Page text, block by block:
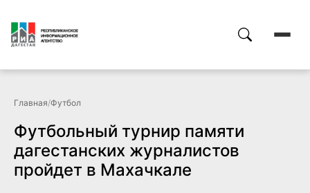
Главная/Футбол
Футбольный турнир памяти
дагестанских журналистов
пройдет в Махачкале